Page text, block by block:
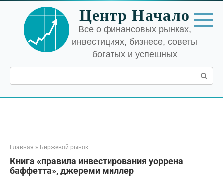
Перейти
контенту
Центр Начало
Все о финансовых рынках,
инвестициях, бизнесе, советы
богатых и успешных
Поиск:
Главная » Биржевой рынок
Книга «правила инвестирования уоррена
баффетта», джереми миллер